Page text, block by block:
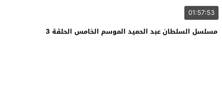
01:57:53
مسلسل السلطان عبد الحميد الموسم الخامس الحلقة 3